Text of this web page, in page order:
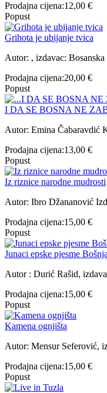
Prodajna cijena:12,00 €
Popust
Grihota je ubijanje tvica
Autor: , izdavac:
Prodajna cijena:20,00 €
Popust
I DA SE BOSNA NE
Autor: Emina Čabaravdić
Prodajna cijena:13,00 €
Popust
Iz riznice narodne mudrosti
Autor: Ibro Džananović
Prodajna cijena:15,00 €
Popust
Junaci epske pjesme
Autor : Durić Rašid,
Prodajna cijena:15,00 €
Popust
Kamena ognjišta
Autor: Mensur Seferović,
Prodajna cijena:15,00 €
Popust